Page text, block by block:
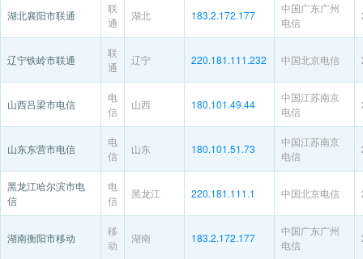
湖北襄阳市联通
联
通
湖北 183.2.172.177
中国广东广州
电信
辽宁铁岭市联通
联
通
辽宁 220.181.111.232 中国北京电信
山西吕梁市电信
电
信
山西 180.101.49.44
中国江苏南京
电信
山东东营市电信
电
信
山东 180.101.51.73
中国江苏南京
电信
黑龙江哈尔滨市电
信
电
信
黑龙江 220.181.111.1 中国北京电信
湖南衡阳市移动
移
动
湖南 183.2.172.177
中国广东广州
电信